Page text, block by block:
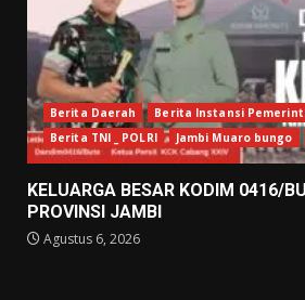
Berita Daerah
Berita Instansi
Berita TNI _ POLRI
Jambi Muaro bungo
KELUARGA BESAR KODIM 0416/
PROVINSI JAMBI
Agustus 6, 2026